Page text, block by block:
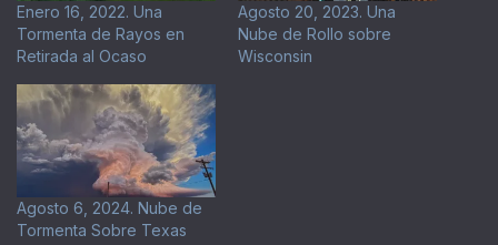
Enero 16, 2022. Una
Tormenta de Rayos en
Retirada al Ocaso
Agosto 20, 2023. Una
Nube de Rollo sobre
Wisconsin
Agosto 6, 2024. Nube de
Tormenta Sobre Texas